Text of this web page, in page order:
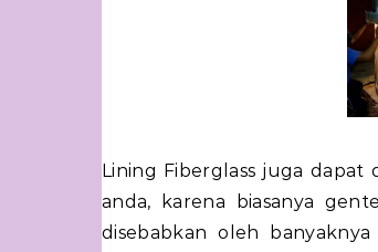
Lining Fiberglass juga
anda, karena biasanya
disebabkan oleh